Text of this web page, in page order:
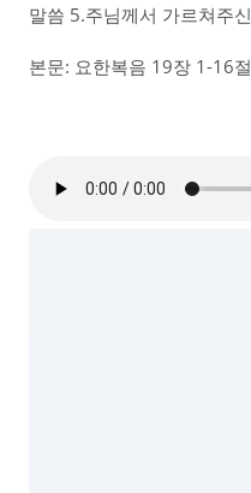
말씀 5.주님께서 가르쳐주
본문: 요한복음 19장 1-16